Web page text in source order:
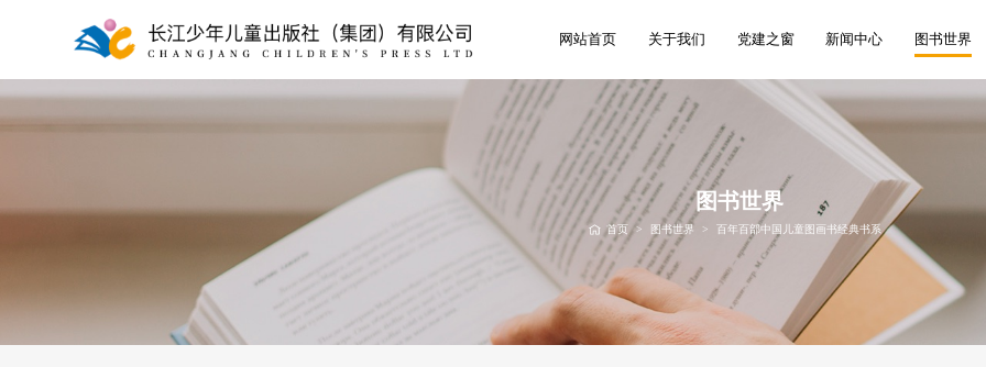
网站首页 关于我们 党建之窗 新闻中心 图书世界
图书世界
首页 > 图书世界 > 百年百部中国儿童图画书经典书系